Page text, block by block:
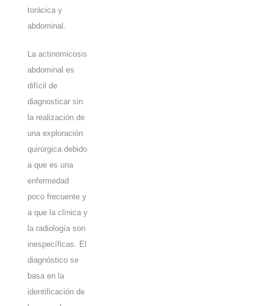
torácica y
abdominal.
La actinomicosis
abdominal es
difícil de
diagnosticar sin
la realización de
una exploración
quirúrgica debido
a que es una
enfermedad
poco frecuente y
a que la clínica y
la radiología son
inespecíficas. El
diagnóstico se
basa en la
identificación de